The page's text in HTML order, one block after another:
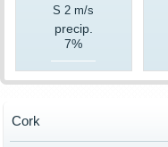
S 2 m/s
precip.
7%
Cork